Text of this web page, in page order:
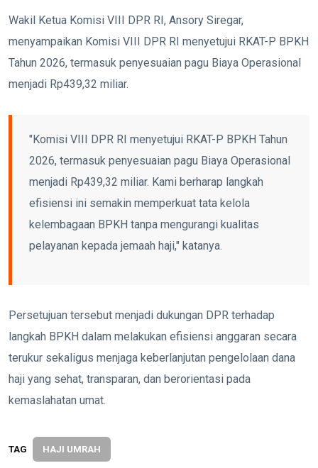
Wakil Ketua Komisi VIII DPR RI, Ansory Siregar,
menyampaikan Komisi VIII DPR RI menyetujui RKAT-P BPKH
Tahun 2026, termasuk penyesuaian pagu Biaya Operasional
menjadi Rp439,32 miliar.
"Komisi VIII DPR RI menyetujui RKAT-P BPKH Tahun
2026, termasuk penyesuaian pagu Biaya Operasional
menjadi Rp439,32 miliar. Kami berharap langkah
efisiensi ini semakin memperkuat tata kelola
kelembagaan BPKH tanpa mengurangi kualitas
pelayanan kepada jemaah haji," katanya.
Persetujuan tersebut menjadi dukungan DPR terhadap
langkah BPKH dalam melakukan efisiensi anggaran secara
terukur sekaligus menjaga keberlanjutan pengelolaan dana
haji yang sehat, transparan, dan berorientasi pada
kemaslahatan umat.
TAG HAJI UMRAH